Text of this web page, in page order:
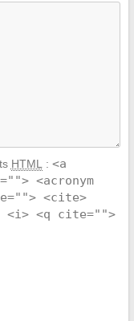
HTML : <a
<acronym
<cite>
<i> <q cite="">